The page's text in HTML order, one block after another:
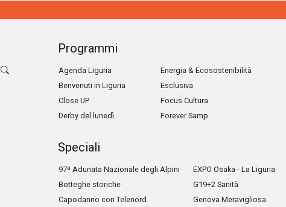
Programmi
Agenda Liguria
Benvenuti in Liguria
Close UP
Derby del lunedì
Energia & Ecosostenibilità
Esclusiva
Focus Cultura
Forever Samp
Speciali
97ª Adunata Nazionale degli Alpini
Botteghe storiche
Capodanno con Telenord
EXPO Osaka - La Liguria
G19+2 Sanità
Genova Meravigliosa